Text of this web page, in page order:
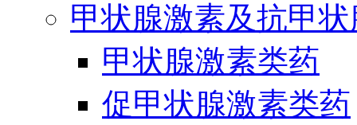
甲状腺激素及抗甲
甲状腺激素类药
促甲状腺激素类药